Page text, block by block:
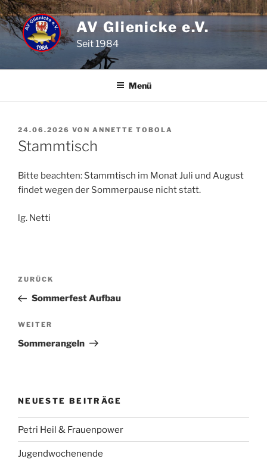
Zum
Inhalt
springen
AV Glienicke e.V.
Seit 1984
Menü
VERÖFFENTLICHT
AM
24.06.2026 VON ANNETTE TOBOLA
Stammtisch
Bitte beachten: Stammtisch im Monat Juli und August
findet wegen der Sommerpause nicht statt.
lg. Netti
Beitragsnavigation
Vorheriger
Beitrag
ZURÜCK
Sommerfest Aufbau
Nächster
Beitrag
WEITER
Sommerangeln
NEUESTE BEITRÄGE
Petri Heil & Frauenpower
Jugendwochenende